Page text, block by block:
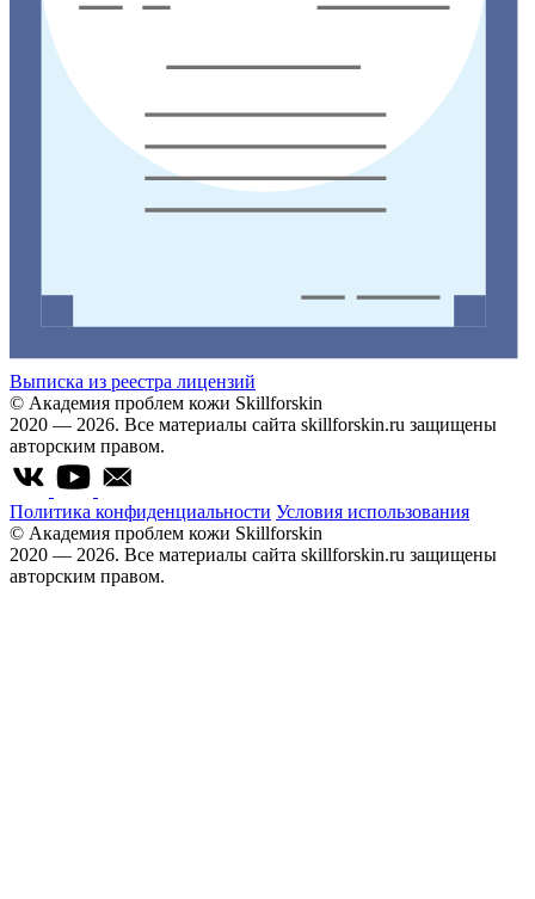
Выписка из реестра лицензий
© Академия проблем кожи Skillforskin
2020 — 2026. Все материалы сайта skillforskin.ru защищены
авторским правом.
Политика конфиденциальности Условия использования
© Академия проблем кожи Skillforskin
2020 — 2026. Все материалы сайта skillforskin.ru защищены
авторским правом.